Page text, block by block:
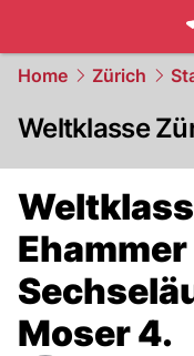
Home Zürich
Weltklasse
Moser 4.